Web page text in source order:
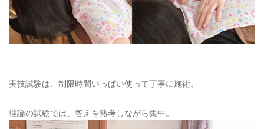
実技試験は、制限時間いっぱい使って丁寧に施術。
理論の試験では、答えを熟考しながら集中。